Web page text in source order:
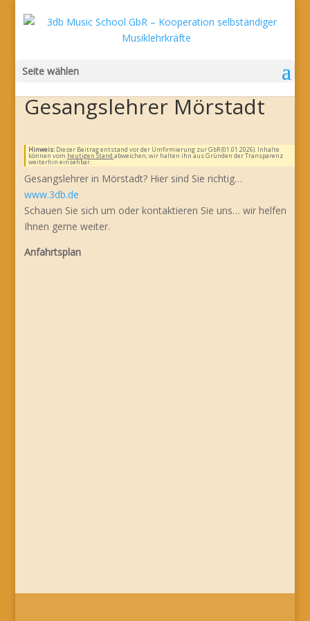
Seite wählen
Gesangslehrer Mörstadt
Hinweis:Dieser Beitrag entstand vor der Umfirmierung zur GbR (01.01.2026). Inhalte
können vom heutigen Stand abweichen; wir halten ihn aus Gründen der Transparenz
weiterhin einsehbar.
Gesangslehrer in Mörstadt? Hier sind Sie richtig…
www.3db.de
Schauen Sie sich um oder kontaktieren Sie uns… wir helfen
Ihnen gerne weiter.
Anfahrtsplan